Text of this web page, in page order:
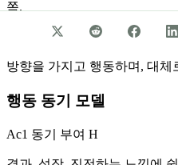
쪽.
A3 삶의 의미 H
방향을 가지고 행동하며, 대체
행동 동기 모델
Ac1 동기 부여 H